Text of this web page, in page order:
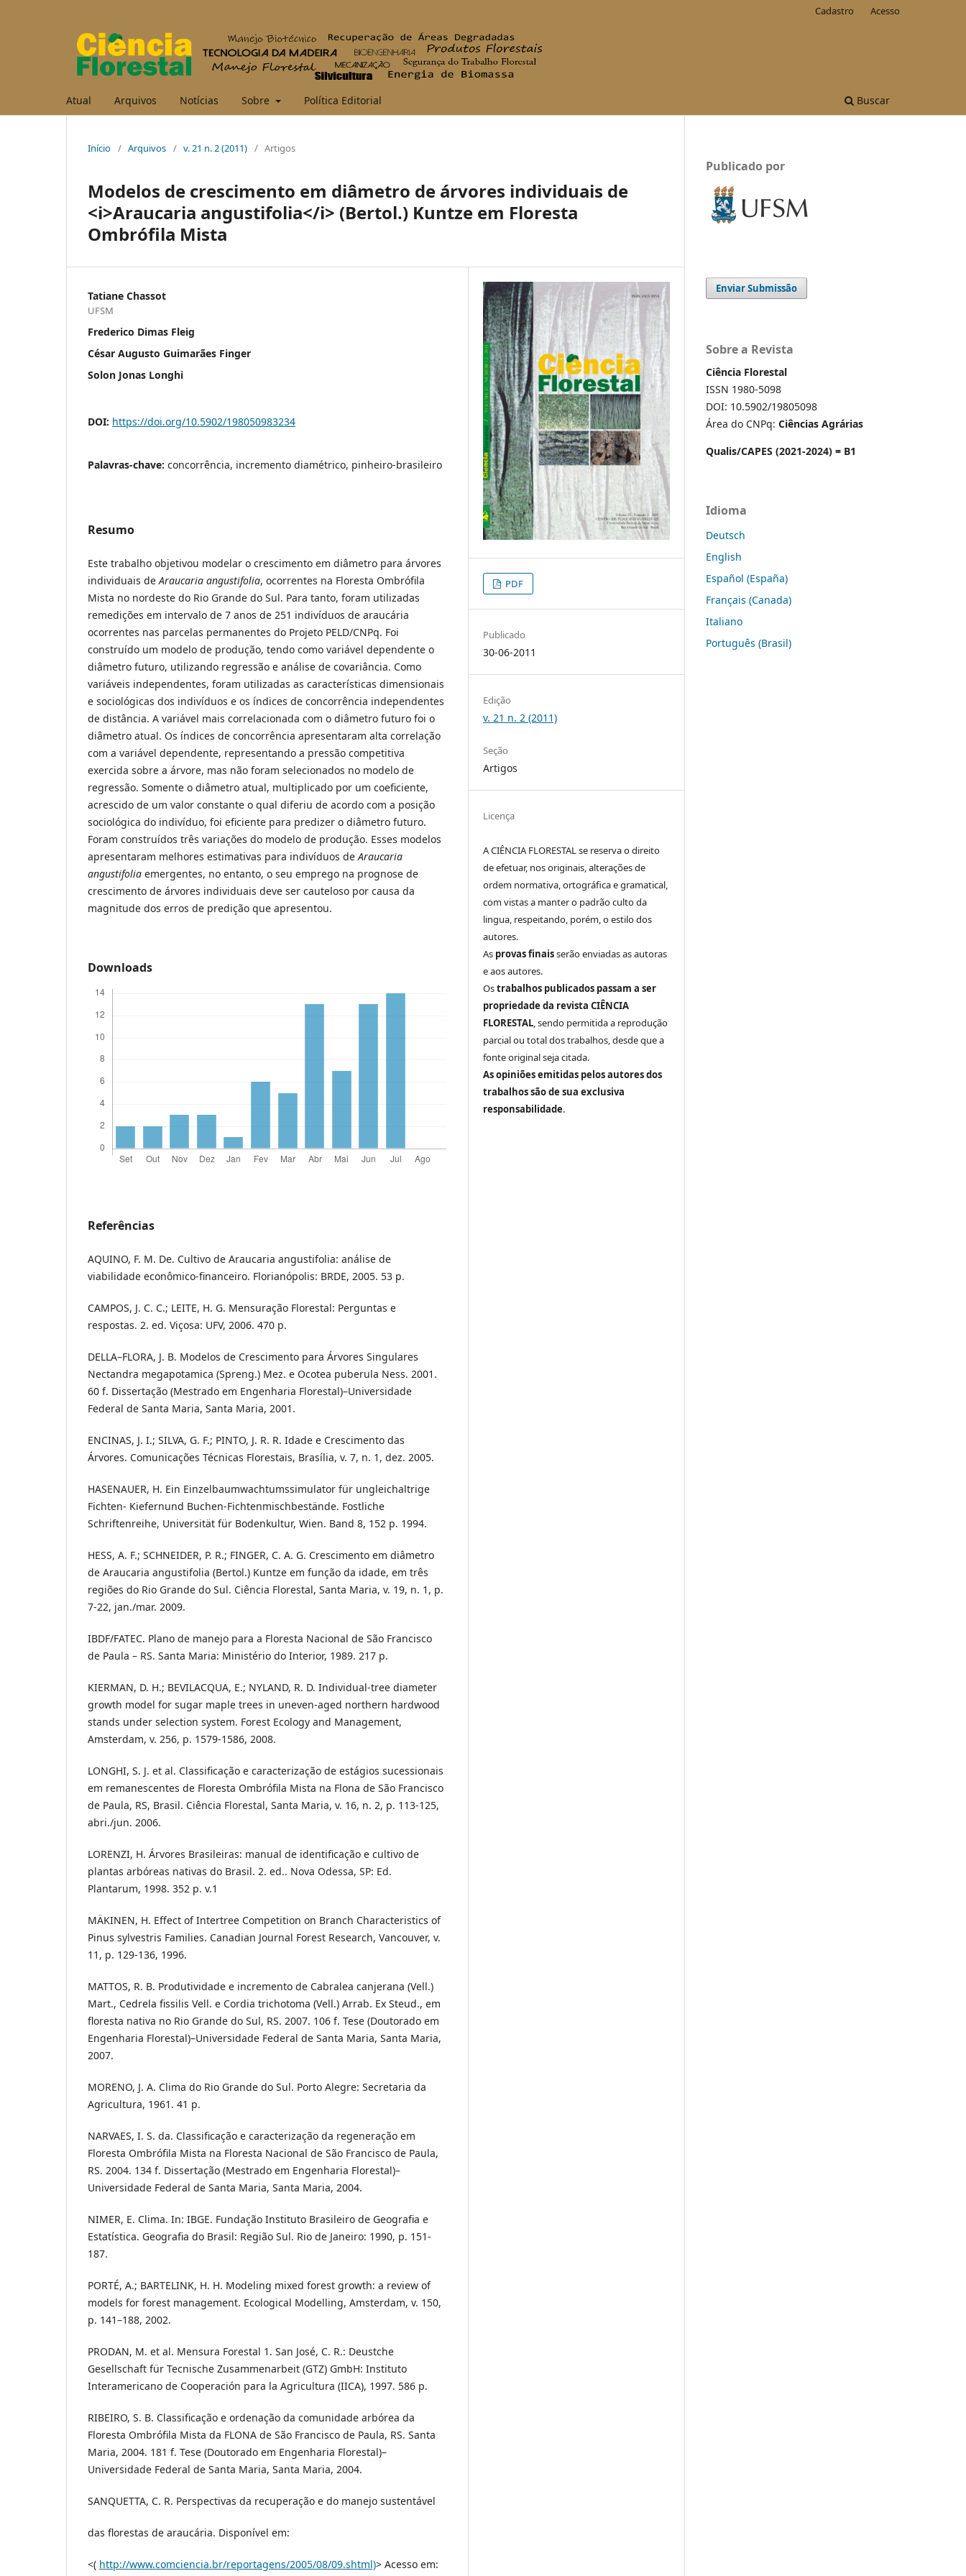
Atual Arquivos Notícias Sobre Política Editorial Buscar
Cadastro Acesso
Início / Arquivos / v. 21 n. 2 (2011) / Artigos
Modelos de crescimento em diâmetro de árvores individuais de
<i>Araucaria angustifolia</i> (Bertol.) Kuntze em Floresta
Ombrófila Mista
Tatiane Chassot
UFSM
Frederico Dimas Fleig
César Augusto Guimarães Finger
Solon Jonas Longhi
DOI: https://doi.org/10.5902/198050983234
Palavras-chave: concorrência, incremento diamétrico, pinheiro-brasileiro
Resumo
Este trabalho objetivou modelar o crescimento em diâmetro para árvores
individuais deAraucaria angustifolia, ocorrentes na Floresta Ombrófila
Mista no nordeste do Rio Grande do Sul. Para tanto, foram utilizadas
remedições em intervalo de 7 anos de 251 indivíduos de araucária
ocorrentes nas parcelas permanentes do Projeto PELD/CNPq. Foi
construído um modelo de produção, tendo como variável dependente o
diâmetro futuro, utilizando regressão e análise de covariância. Como
variáveis independentes, foram utilizadas as características dimensionais
e sociológicas dos indivíduos e os índices de concorrência independentes
de distância. A variável mais correlacionada com o diâmetro futuro foi o
diâmetro atual. Os índices de concorrência apresentaram alta correlação
com a variável dependente, representando a pressão competitiva
exercida sobre a árvore, mas não foram selecionados no modelo de
regressão. Somente o diâmetro atual, multiplicado por um coeficiente,
acrescido de um valor constante o qual diferiu de acordo com a posição
sociológica do indivíduo, foi eficiente para predizer o diâmetro futuro.
Foram construídos três variações do modelo de produção. Esses modelos
apresentaram melhores estimativas para indivíduos deAraucaria
angustifolia emergentes, no entanto, o seu emprego na prognose de
crescimento de árvores individuais deve ser cauteloso por causa da
magnitude dos erros de predição que apresentou.
Downloads
Referências
AQUINO, F. M. De. Cultivo de Araucaria angustifolia: análise de
viabilidade econômico-financeiro. Florianópolis: BRDE, 2005. 53 p.
CAMPOS, J. C. C.; LEITE, H. G. Mensuração Florestal: Perguntas e
respostas. 2. ed. Viçosa: UFV, 2006. 470 p.
DELLA–FLORA, J. B. Modelos de Crescimento para Árvores Singulares
Nectandra megapotamica (Spreng.) Mez. e Ocotea puberula Ness. 2001.
60 f. Dissertação (Mestrado em Engenharia Florestal)–Universidade
Federal de Santa Maria, Santa Maria, 2001.
ENCINAS, J. I.; SILVA, G. F.; PINTO, J. R. R. Idade e Crescimento das
Árvores. Comunicações Técnicas Florestais, Brasília, v. 7, n. 1, dez. 2005.
HASENAUER, H. Ein Einzelbaumwachtumssimulator für ungleichaltrige
Fichten- Kiefernund Buchen-Fichtenmischbestände. Fostliche
Schriftenreihe, Universität für Bodenkultur, Wien. Band 8, 152 p. 1994.
HESS, A. F.; SCHNEIDER, P. R.; FINGER, C. A. G. Crescimento em diâmetro
de Araucaria angustifolia (Bertol.) Kuntze em função da idade, em três
regiões do Rio Grande do Sul. Ciência Florestal, Santa Maria, v. 19, n. 1, p.
7-22, jan./mar. 2009.
IBDF/FATEC. Plano de manejo para a Floresta Nacional de São Francisco
de Paula – RS. Santa Maria: Ministério do Interior, 1989. 217 p.
KIERMAN, D. H.; BEVILACQUA, E.; NYLAND, R. D. Individual-tree diameter
growth model for sugar maple trees in uneven-aged northern hardwood
stands under selection system. Forest Ecology and Management,
Amsterdam, v. 256, p. 1579-1586, 2008.
LONGHI, S. J. et al. Classificação e caracterização de estágios sucessionais
em remanescentes de Floresta Ombrófila Mista na Flona de São Francisco
de Paula, RS, Brasil. Ciência Florestal, Santa Maria, v. 16, n. 2, p. 113-125,
abri./jun. 2006.
LORENZI, H. Árvores Brasileiras: manual de identificação e cultivo de
plantas arbóreas nativas do Brasil. 2. ed.. Nova Odessa, SP: Ed.
Plantarum, 1998. 352 p. v.1
MÄKINEN, H. Effect of Intertree Competition on Branch Characteristics of
Pinus sylvestris Families. Canadian Journal Forest Research, Vancouver, v.
11, p. 129-136, 1996.
MATTOS, R. B. Produtividade e incremento de Cabralea canjerana (Vell.)
Mart., Cedrela fissilis Vell. e Cordia trichotoma (Vell.) Arrab. Ex Steud., em
floresta nativa no Rio Grande do Sul, RS. 2007. 106 f. Tese (Doutorado em
Engenharia Florestal)–Universidade Federal de Santa Maria, Santa Maria,
2007.
MORENO, J. A. Clima do Rio Grande do Sul. Porto Alegre: Secretaria da
Agricultura, 1961. 41 p.
NARVAES, I. S. da. Classificação e caracterização da regeneração em
Floresta Ombrófila Mista na Floresta Nacional de São Francisco de Paula,
RS. 2004. 134 f. Dissertação (Mestrado em Engenharia Florestal)–
Universidade Federal de Santa Maria, Santa Maria, 2004.
NIMER, E. Clima. In: IBGE. Fundação Instituto Brasileiro de Geografia e
Estatística. Geografia do Brasil: Região Sul. Rio de Janeiro: 1990, p. 151-
187.
PORTÉ, A.; BARTELINK, H. H. Modeling mixed forest growth: a review of
models for forest management. Ecological Modelling, Amsterdam, v. 150,
p. 141–188, 2002.
PRODAN, M. et al. Mensura Forestal 1. San José, C. R.: Deustche
Gesellschaft für Tecnische Zusammenarbeit (GTZ) GmbH: Instituto
Interamericano de Cooperación para la Agricultura (IICA), 1997. 586 p.
RIBEIRO, S. B. Classificação e ordenação da comunidade arbórea da
Floresta Ombrófila Mista da FLONA de São Francisco de Paula, RS. Santa
Maria, 2004. 181 f. Tese (Doutorado em Engenharia Florestal)–
Universidade Federal de Santa Maria, Santa Maria, 2004.
SANQUETTA, C. R. Perspectivas da recuperação e do manejo sustentável
das florestas de araucária. Disponível em:
<( http://www.comciencia.br/reportagens/2005/08/09.shtml)> Acesso em:
PDF
Publicado
30-06-2011
Edição
v. 21 n. 2 (2011)
Seção
Artigos
Licença
A CIÊNCIA FLORESTAL se reserva o direito
de efetuar, nos originais, alterações de
ordem normativa, ortográfica e gramatical,
com vistas a manter o padrão culto da
lingua, respeitando, porém, o estilo dos
autores.
As provas finaisserão enviadas as autoras
e aos autores.
Ostrabalhos publicados passam a ser
propriedade da revista CIÊNCIA
FLORESTAL , sendo permitida a reprodução
parcial ou total dos trabalhos, desde que a
fonte original seja citada.
As opiniões emitidas pelos autores dos
trabalhos são de sua exclusiva
responsabilidade.
Publicado por
Enviar Submissão
Sobre a Revista
Ciência Florestal
ISSN 1980-5098
DOI: 10.5902/19805098
Área do CNPq: Ciências Agrárias
Qualis/CAPES (2021-2024) = B1
Idioma
Deutsch
English
Español (España)
Français (Canada)
Italiano
Português (Brasil)